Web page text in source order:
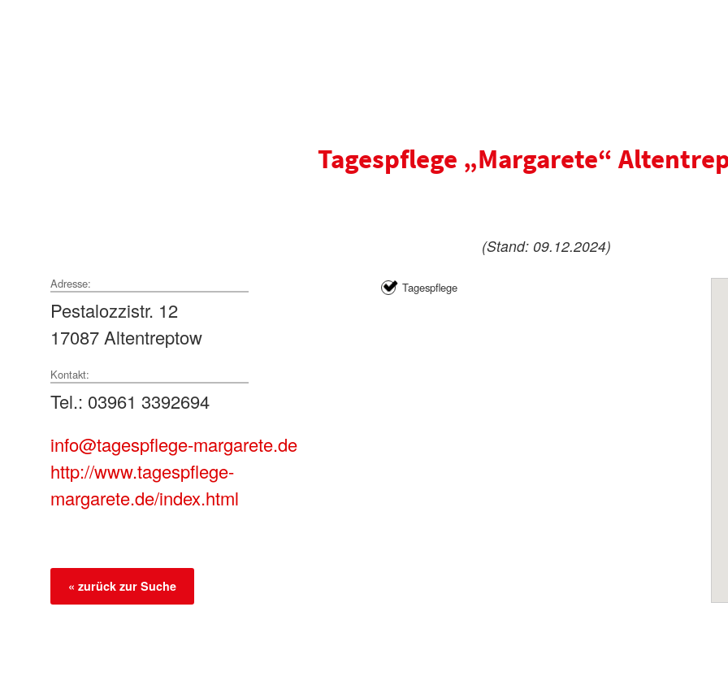
Tagespflege „Margarete“
(Stand: 09.12.2024)
Adresse:
Pestalozzistr. 12
17087 Altentreptow
Kontakt:
Tel.: 03961 3392694
info@tagespflege-margarete.de
http://www.tagespflege-
margarete.de/index.html
Tagespflege
« zurück zur Suche